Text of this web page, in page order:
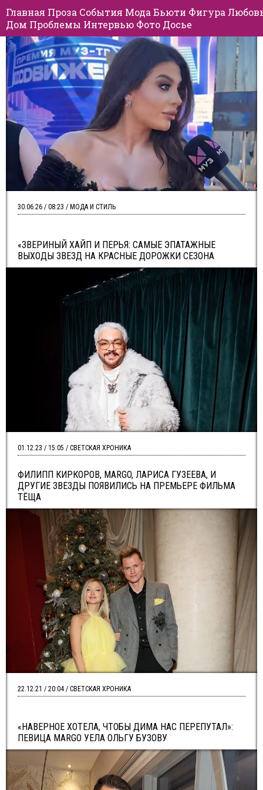
Главная Проза События Мода Бьюти Фигура
Дом Проблемы Интервью Фото Досье
«ЗВЕРИНЫЙ ХАЙП И ПЕРЬЯ: САМЫЕ ЭПАТАЖНЫЕ
ВЫХОДЫ ЗВЕЗД НА КРАСНЫЕ ДОРОЖКИ СЕЗОНА
30.06.26 / 08:23 / МОДА И СТИЛЬ
ФИЛИПП КИРКОРОВ, MARGO, ЛАРИСА ГУЗЕЕВА, И
ДРУГИЕ ЗВЕЗДЫ ПОЯВИЛИСЬ НА ПРЕМЬЕРЕ ФИЛЬМА
ТЁЩА
01.12.23 / 15:05 / СВЕТСКАЯ ХРОНИКА
«НАВЕРНОЕ ХОТЕЛА, ЧТОБЫ ДИМА НАС ПЕРЕПУТАЛ»:
ПЕВИЦА MARGO УЕЛА ОЛЬГУ БУЗОВУ
22.12.21 / 20:04 / СВЕТСКАЯ ХРОНИКА